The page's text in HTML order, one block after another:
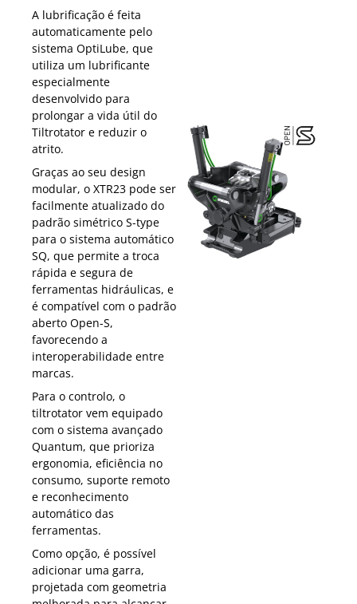
A lubrificação é feita
automaticamente pelo
sistema OptiLube, que
utiliza um lubrificante
especialmente
desenvolvido para
prolongar a vida útil do
Tiltrotator e reduzir o
atrito.
Graças ao seu design
modular, o XTR23 pode ser
facilmente atualizado do
padrão simétrico S-type
para o sistema automático
SQ, que permite a troca
rápida e segura de
ferramentas hidráulicas, e
é compatível com o padrão
aberto Open-S,
favorecendo a
interoperabilidade entre
marcas.
Para o controlo, o
tiltrotator vem equipado
com o sistema avançado
Quantum, que prioriza
ergonomia, eficiência no
consumo, suporte remoto
e reconhecimento
automático das
ferramentas.
Como opção, é possível
adicionar uma garra,
projetada com geometria